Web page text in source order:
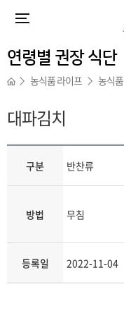
연령별 권장 식단
농식품 라이프 농식
대파김치
구분 반찬류
방법 무침
등록일 2022-11-04